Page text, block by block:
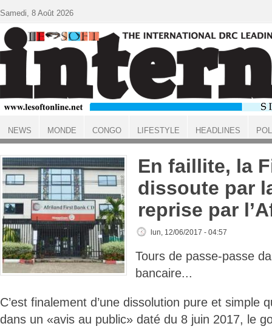
ACCUEIL
En faillite, la
dissoute par
reprise par
lun, 12/06/2017 - 04:57
Tours de passe-passe
bancaire...
C’est finalement d’une dissolution pure et simple
dans un «avis au public» daté du 8 juin 2017, le
Samedi, 8 Août 2026
NEWS MONDE CONGO LIFESTYLE HEADLINES